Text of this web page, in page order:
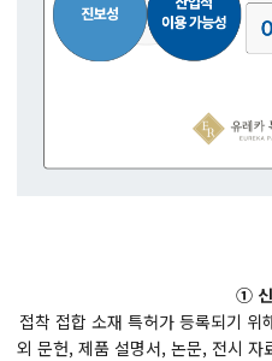
①
접착 접합 소재 특허가 등록되기 위
외 문헌, 제품 설명서, 논문, 전시 자